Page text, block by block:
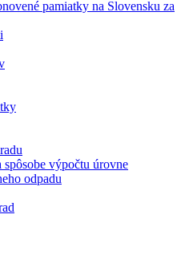
pamiatky na Slovensku za
výpočtu úrovne
odpadu